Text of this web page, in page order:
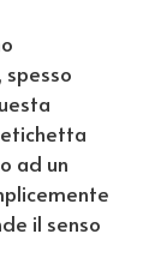
etichetta
ad un
il senso